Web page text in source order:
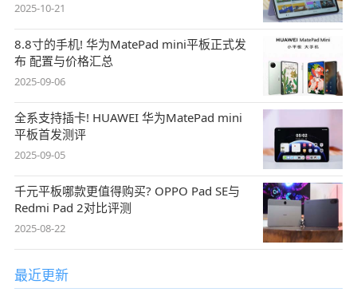
2025-10-21
8.8寸的手机! 华为MatePad mini平板正式发
布 配置与价格汇总
2025-09-06
全系支持插卡! HUAWEI 华为MatePad mini
平板首发测评
2025-09-05
千元平板哪款更值得购买? OPPO Pad SE与
Redmi Pad 2对比评测
2025-08-22
最近更新